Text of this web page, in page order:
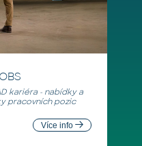
kariéra - nabídky a
pracovních pozic
Více info